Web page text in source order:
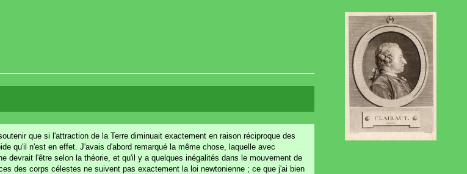
que si l'attraction de la Terre diminuait exactement en raison réciproque des
qu'il n'est en effet. J'avais d'abord remarqué la même chose, laquelle avec
devrait l'être selon la théorie, et qu'il y a quelques inégalités dans le mouvement de
des corps célestes ne suivent pas exactement la loi newtonienne ; ce que j'ai bien